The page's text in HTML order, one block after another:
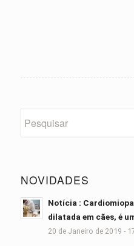
NOVIDADES
Notícia :
dilatada em cães, é
20 de Janeiro de 2019 -